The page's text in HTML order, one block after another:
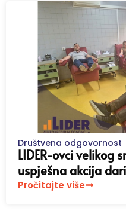
Društvena odgovornost
LIDER-ovci velikog
uspješna akcija
Pročitajte više